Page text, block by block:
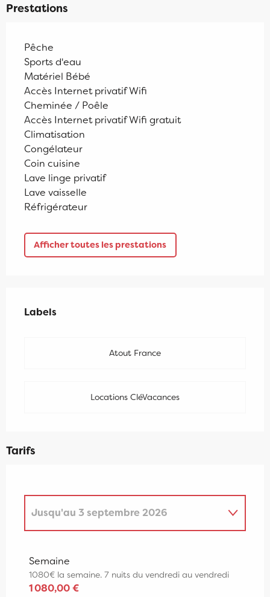
Prestations
Pêche
Sports d'eau
Matériel Bébé
Accès Internet privatif Wifi
Cheminée / Poêle
Accès Internet privatif Wifi gratuit
Climatisation
Congélateur
Coin cuisine
Lave linge privatif
Lave vaisselle
Réfrigérateur
Afficher toutes les prestations
Labels
Labels
Atout France
Locations CléVacances
Tarifs
Jusqu'au 3 septembre 2026
Du4 septembre 2026au3 janvier
Semaine
1080€ la semaine. 7 nuits du vendredi au vendredi
1 080,00 €